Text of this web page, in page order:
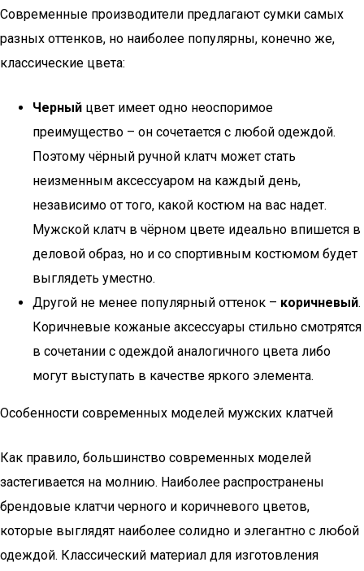
Современные производители предлагают сумки самых
разных оттенков, но наиболее популярны, конечно же,
классические цвета:
Черный цвет имеет одно неоспоримое
преимущество – он сочетается с любой одеждой.
Поэтому чёрный ручной клатч может стать
неизменным аксессуаром на каждый день,
независимо от того, какой костюм на вас надет.
Мужской клатч в чёрном цвете идеально впишется в
деловой образ, но и со спортивным костюмом будет
выглядеть уместно.
Другой не менее популярный оттенок – коричневый.
Коричневые кожаные аксессуары стильно смотрятся
в сочетании с одеждой аналогичного цвета либо
могут выступать в качестве яркого элемента.
Особенности современных моделей мужских клатчей
Как правило, большинство современных моделей
застегивается на молнию. Наиболее распространены
брендовые клатчи черного и коричневого цветов,
которые выглядят наиболее солидно и элегантно с любой
одеждой. Классический материал для изготовления